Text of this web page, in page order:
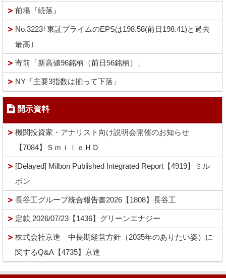
前場『続落』
No.3223｢東証プライムのEPSは198.58(前日198.41)と過去
最高｣
寄前「新高値96銘柄（前日56銘柄）」
NY「主要3指数は揃って下落」
開示資料
機関投資家・アナリスト向け説明会開催のお知らせ
【7084】ＳｍｉｌｅＨＤ
[Delayed] Milbon Published Integrated Report【4919】ミル
ボン
長谷工グループ統合報告書2026【1808】長谷工
定款 2026/07/23【1436】グリーンエナジー
株式会社京進 中長期経営方針（2035年のありたい姿）に
関するQ&A【4735】京進